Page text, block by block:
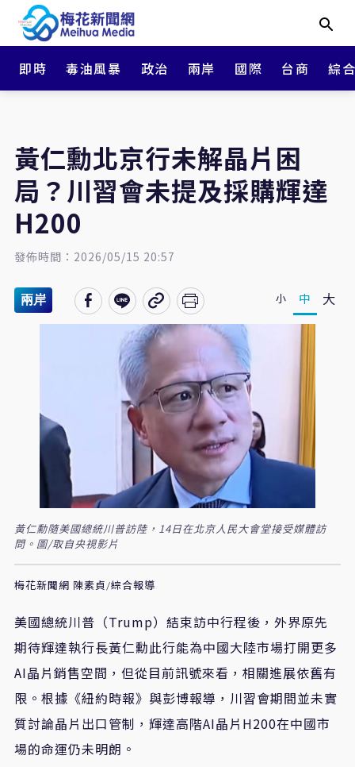
即時 毒油風暴 政治 兩岸 國際 台商 綜
黃仁勳北京行未解晶片困
局？川習會未提及採購輝達
H200
發佈時間：2026/05/15 20:57
兩岸 小 中 大
黃仁勳隨美國總統川普訪陸，14日在北京人民大會堂接受媒體訪
問。圖/取自央視影片
梅花新聞網 陳素貞/綜合報導
美國總統川普（Trump）結束訪中行程後，外界原先
期待輝達執行長黃仁勳此行能為中國大陸市場打開更多
AI晶片銷售空間，但從目前訊號來看，相關進展依舊有
限。根據《紐約時報》與彭博報導，川習會期間並未實
質討論晶片出口管制，輝達高階AI晶片H200在中國市
場的命運仍未明朗。